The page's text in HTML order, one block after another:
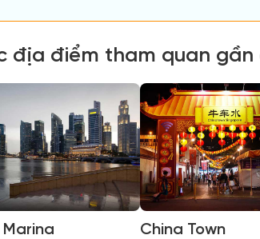
địa điểm tham quan gần
Marina China Town